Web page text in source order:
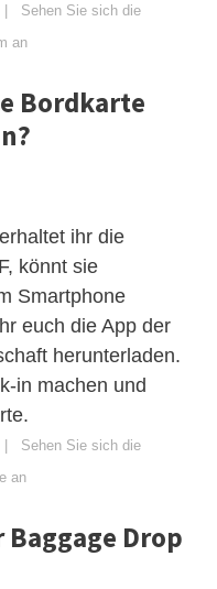
| Sehen Sie sich die
an
Bordkarte
ihr die
könnt sie
Smartphone
euch die App der
herunterladen.
in machen und
| Sehen Sie sich die
an
Drop